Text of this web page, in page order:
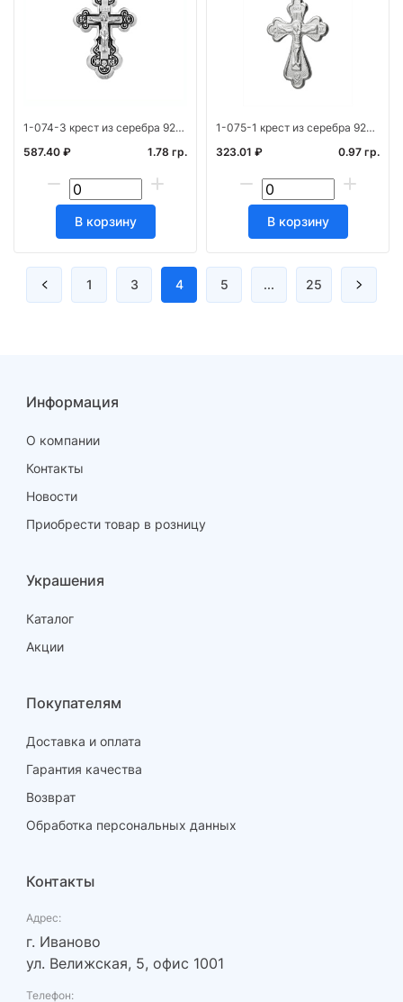
1-074-3 крест из серебра 925* с частичным чернен
587.40 ₽
1.78 гр.
В корзину
1-075-1 крест из серебра 925* штамп белый
323.01 ₽
0.97 гр.
В корзину
1 3 4 5 ... 25
Информация
О компании
Контакты
Новости
Приобрести товар в розницу
Украшения
Каталог
Акции
Покупателям
Доставка и оплата
Гарантия качества
Возврат
Обработка персональных данных
Контакты
Адрес:
г. Иваново
ул. Велижская, 5, офис 1001
Телефон: